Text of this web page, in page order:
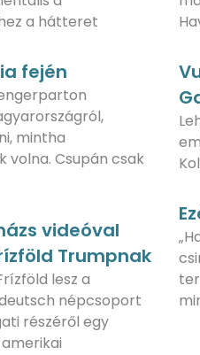
a hátteret
fején
mintha
volna. Csupán csak
videóval
Trumpnak
lesz a
népcsoport
részéről egy